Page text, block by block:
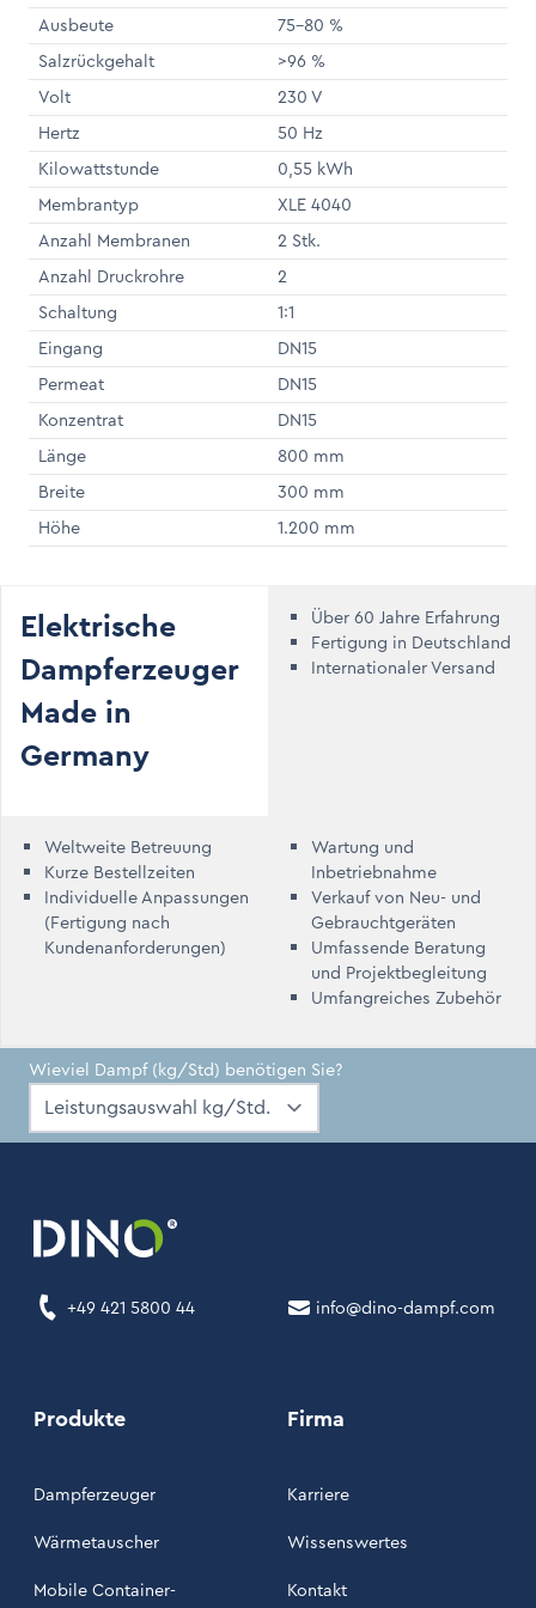
Ausbeute
75-80 %
Salzrückgehalt
>96 %
Volt
230 V
Hertz
50 Hz
Kilowattstunde
0,55 kWh
Membrantyp
XLE 4040
Anzahl Membranen
2 Stk.
Anzahl Druckrohre
2
Schaltung
1:1
Eingang
DN15
Permeat
DN15
Konzentrat
DN15
Länge
800 mm
Breite
300 mm
Höhe
1.200 mm
Elektrische
Dampferzeuger
Made in
Germany
Über 60 Jahre Erfahrung
Fertigung in Deutschland
Internationaler Versand
Weltweite Betreuung
Kurze Bestellzeiten
Individuelle Anpassungen
(Fertigung nach
Kundenanforderungen)
Wartung und
Inbetriebnahme
Verkauf von Neu- und
Gebrauchtgeräten
Umfassende Beratung
und Projektbegleitung
Umfangreiches Zubehör
Wieviel Dampf (kg/Std) benötigen Sie?
+49 421 5800 44 info@dino-dampf.com
Produkte
Dampferzeuger
Wärmetauscher
Mobile Container-
Firma
Karriere
Wissenswertes
Kontakt